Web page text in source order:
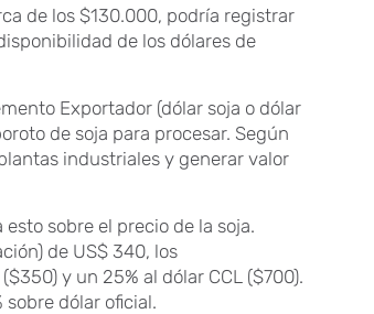
de los $130.000, podría registrar
de los dólares de
Exportador (dólar soja o dólar
de soja para procesar. Según
industriales y generar valor
sobre el precio de la soja.
de US$ 340, los
y un 25% al dólar CCL ($700).
dólar oficial.